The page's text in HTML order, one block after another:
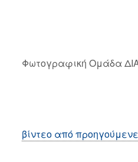
Φωτογραφική Ομάδα
βίντεο από